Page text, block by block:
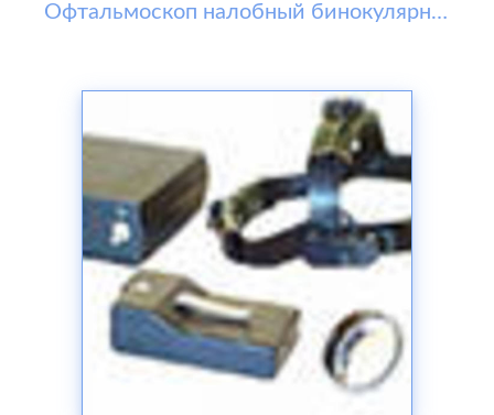
Офтальмоскоп налобный бинокулярный НБО-3-01